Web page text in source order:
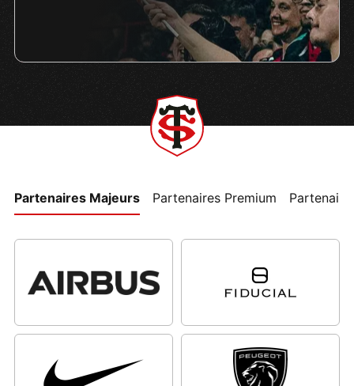
Partenaires Majeurs Partenaires Premium